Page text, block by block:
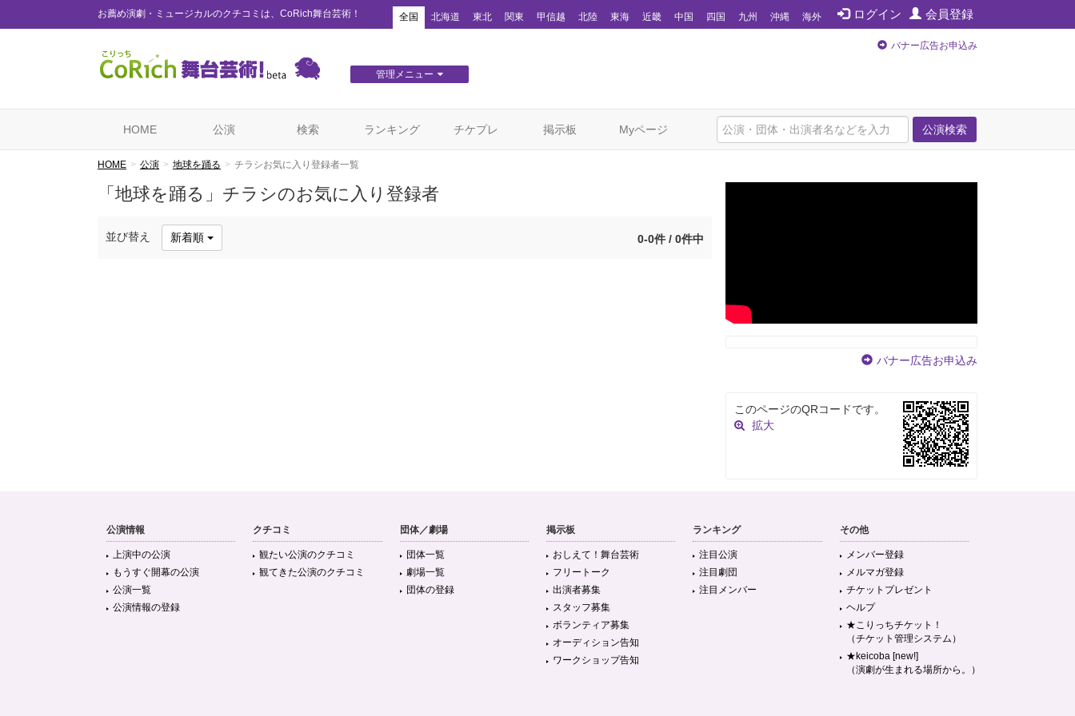
お薦め演劇・ミュージカルのクチコミは、CoRich舞台芸術！ ログイン 会員登録
全国 北海道 東北 関東 甲信越 北陸 東海 近畿 中国 四国 九州 沖縄 海外
管理メニュー
バナー広告お申込み
公演検索
HOME 公演 検索 ランキング チケプレ 掲示板 Myページ
HOME 公演 地球を踊る チラシお気に入り登録者一覧
「地球を踊る」チラシのお気に入り登録者
並び替え 新着順 0-0件 / 0件中
バナー広告お申込み
このページのQRコードです。
拡大
公演情報
上演中の公演
もうすぐ開幕の公演
公演一覧
公演情報の登録
クチコミ
観たい公演のクチコミ
観てきた公演のクチコミ
団体／劇場
団体一覧
劇場一覧
団体の登録
掲示板
おしえて！舞台芸術
フリートーク
出演者募集
スタッフ募集
ボランティア募集
オーディション告知
ワークショップ告知
ランキング
注目公演
注目劇団
注目メンバー
その他
メンバー登録
メルマガ登録
チケットプレゼント
ヘルプ
★こりっちチケット！
（チケット管理システム）
★keicoba [new!]
（演劇が生まれる場所から。）